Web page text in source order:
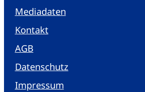
Mediadaten
Kontakt
AGB
Datenschutz
Impressum